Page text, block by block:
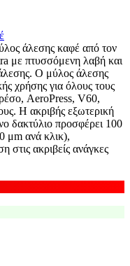
άλεσης καφέ από τον
με πτυσσόμενη λαβή και
Ο μύλος άλεσης
χρήσης για όλους τους
AeroPress, V60,
Η ακριβής εξωτερική
δακτύλιο προσφέρει 100
μm ανά κλικ),
στις ακριβείς ανάγκες